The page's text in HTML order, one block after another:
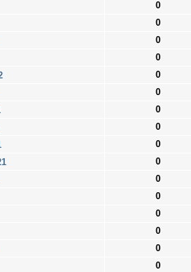
0
0
0
0
0
0
0
0
0
0
0
0
0
0
0
0